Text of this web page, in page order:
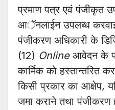
प्रमाण पत्र एवं पंजीकृत
आॅनलाईन उपलब्ध करवाई
पंजीकरण अधिकारी के
(12) Onlineआवेदन के
कार्मिक को हस्तान्तरित
किसी प्रकार का आक्षेप,
जमा कराने तथा पंजीकरण